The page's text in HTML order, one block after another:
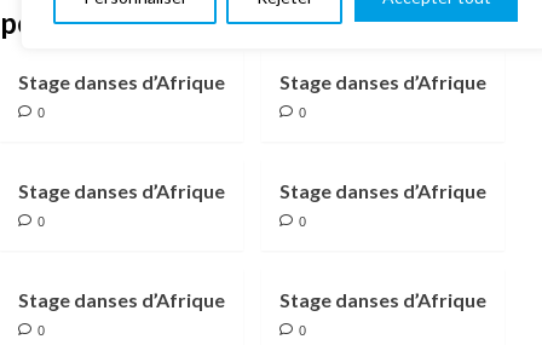
perussions
Stage danses d’Afrique
0
Stage danses d’Afrique
0
Stage danses d’Afrique
0
Stage danses d’Afrique
0
Stage danses d’Afrique
0
Stage danses d’Afrique
0